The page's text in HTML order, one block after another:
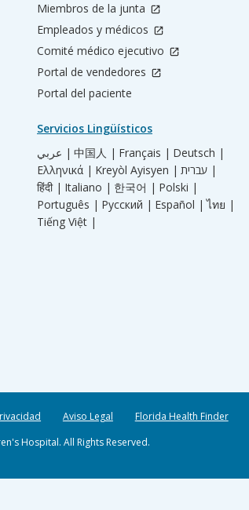
Miembros de la junta
Empleados y médicos
Comité médico ejecutivo
Portal de vendedores
Portal del paciente
Servicios Lingüísticos
عربي | 中国人 | Français | Deutsch |
Ελληνικά | Kreyòl Ayisyen |
עברית |
हिंदी | Italiano | 한국어 | Polski |
Português | Русский | Español | ไทย |
Tiếng Việt |
Aviso Legal Florida Health Finder
Hospital. All Rights Reserved.